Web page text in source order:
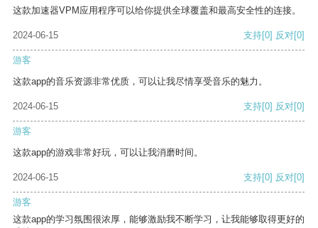
这款加速器VPM应用程序可以给你提供全球覆盖和最高安全性的连接。
2024-06-15 支持[0] 反对[0]
游客
这款app的音乐资源非常优质，可以让我尽情享受音乐的魅力。
2024-06-15 支持[0] 反对[0]
游客
这款app的游戏非常好玩，可以让我消磨时间。
2024-06-15 支持[0] 反对[0]
游客
这款app的学习氛围很浓厚，能够激励我不断学习，让我能够取得更好的